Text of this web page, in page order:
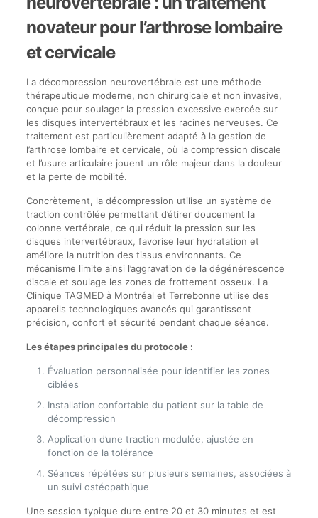
novateur pour l’arthrose lombaire
et cervicale
La décompression neurovertébrale est une méthode
thérapeutique moderne, non chirurgicale et non invasive,
conçue pour soulager la pression excessive exercée sur
les disques intervertébraux et les racines nerveuses. Ce
traitement est particulièrement adapté à la gestion de
l’arthrose lombaire et cervicale, où la compression discale
et l’usure articulaire jouent un rôle majeur dans la douleur
et la perte de mobilité.
Concrètement, la décompression utilise un système de
traction contrôlée permettant d’étirer doucement la
colonne vertébrale, ce qui réduit la pression sur les
disques intervertébraux, favorise leur hydratation et
améliore la nutrition des tissus environnants. Ce
mécanisme limite ainsi l’aggravation de la dégénérescence
discale et soulage les zones de frottement osseux. La
Clinique TAGMED à Montréal et Terrebonne utilise des
appareils technologiques avancés qui garantissent
précision, confort et sécurité pendant chaque séance.
Les étapes principales du protocole :
Évaluation personnalisée pour identifier les zones
ciblées
Installation confortable du patient sur la table de
décompression
Application d’une traction modulée, ajustée en
fonction de la tolérance
Séances répétées sur plusieurs semaines, associées à
un suivi ostéopathique
Une session typique dure entre 20 et 30 minutes et est